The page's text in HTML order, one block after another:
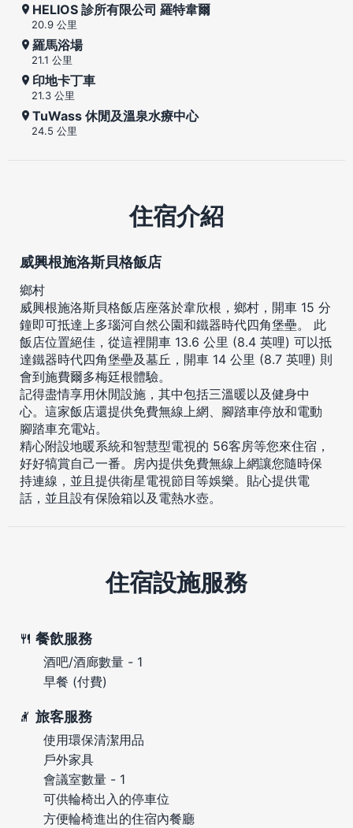
HELIOS 診所有限公司 羅特韋爾
20.9 公里
羅馬浴場
21.1 公里
印地卡丁車
21.3 公里
TuWass 休閒及溫泉水療中心
24.5 公里
住宿介紹
威興根施洛斯貝格飯店
鄉村
威興根施洛斯貝格飯店座落於韋欣根，鄉村，開車 15 分
鐘即可抵達上多瑙河自然公園和鐵器時代四角堡壘。 此
飯店位置絕佳，從這裡開車 13.6 公里 (8.4 英哩) 可以抵
達鐵器時代四角堡壘及墓丘，開車 14 公里 (8.7 英哩) 則
會到施費爾多梅廷根體驗。
記得盡情享用休閒設施，其中包括三溫暖以及健身中
心。這家飯店還提供免費無線上網、腳踏車停放和電動
腳踏車充電站。
精心附設地暖系統和智慧型電視的 56客房等您來住宿，
好好犒賞自己一番。房內提供免費無線上網讓您隨時保
持連線，並且提供衛星電視節目等娛樂。貼心提供電
話，並且設有保險箱以及電熱水壺。
住宿設施服務
餐飲服務
酒吧/酒廊數量 - 1
早餐 (付費)
旅客服務
使用環保清潔用品
戶外家具
會議室數量 - 1
可供輪椅出入的停車位
方便輪椅進出的住宿內餐廳